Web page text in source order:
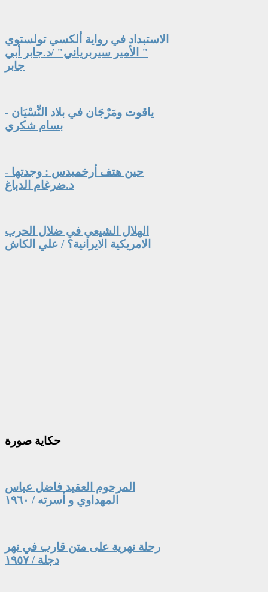
الاستبداد في رواية ألكسي تولستوي
" الأمير سيربرياني" /د.جابر أبي
جابر
ياقوت ومَرْجَان في بلاد النِّسْيَان -
بسام شكري
حين هتف أرخميدس : وجدتها -
د.ضرغام الدباغ
الهلال الشيعي في ضلال الحرب
الامريكية الايرانية؟ / علي الكاش
حكاية صورة
المرحوم العقيد فاضل عباس
المهداوي و أسرته / ١٩٦٠
رحلة نهرية على متن قارب في نهر
دجلة / ١٩٥٧